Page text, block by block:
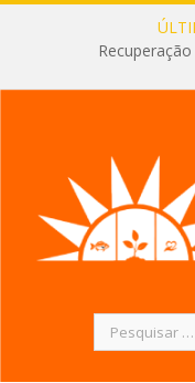
Pesquisar
por: